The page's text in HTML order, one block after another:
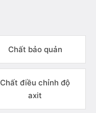
Chất bảo quản
Chất điều chỉnh độ
axit